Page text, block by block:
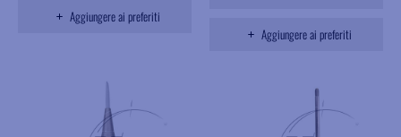
Aggiungere ai preferiti
Aggiungere ai preferiti